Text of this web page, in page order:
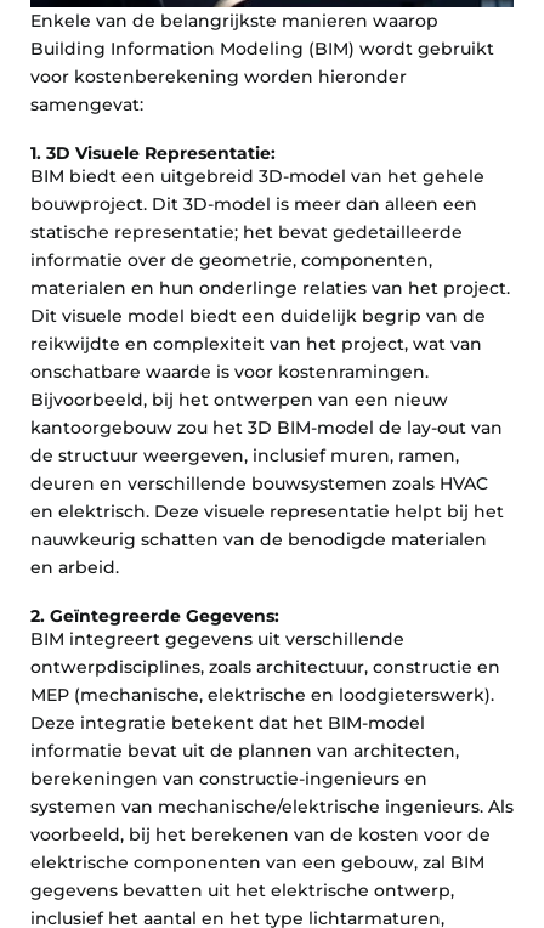
Enkele van de belangrijkste manieren waarop
Building Information Modeling (BIM) wordt gebruikt
voor kostenberekening worden hieronder
samengevat:
1. 3D Visuele Representatie:
BIM biedt een uitgebreid 3D-model van het gehele
bouwproject. Dit 3D-model is meer dan alleen een
statische representatie; het bevat gedetailleerde
informatie over de geometrie, componenten,
materialen en hun onderlinge relaties van het project.
Dit visuele model biedt een duidelijk begrip van de
reikwijdte en complexiteit van het project, wat van
onschatbare waarde is voor kostenramingen.
Bijvoorbeeld, bij het ontwerpen van een nieuw
kantoorgebouw zou het 3D BIM-model de lay-out van
de structuur weergeven, inclusief muren, ramen,
deuren en verschillende bouwsystemen zoals HVAC
en elektrisch. Deze visuele representatie helpt bij het
nauwkeurig schatten van de benodigde materialen
en arbeid.
2. Geïntegreerde Gegevens:
BIM integreert gegevens uit verschillende
ontwerpdisciplines, zoals architectuur, constructie en
MEP (mechanische, elektrische en loodgieterswerk).
Deze integratie betekent dat het BIM-model
informatie bevat uit de plannen van architecten,
berekeningen van constructie-ingenieurs en
systemen van mechanische/elektrische ingenieurs. Als
voorbeeld, bij het berekenen van de kosten voor de
elektrische componenten van een gebouw, zal BIM
gegevens bevatten uit het elektrische ontwerp,
inclusief het aantal en het type lichtarmaturen,